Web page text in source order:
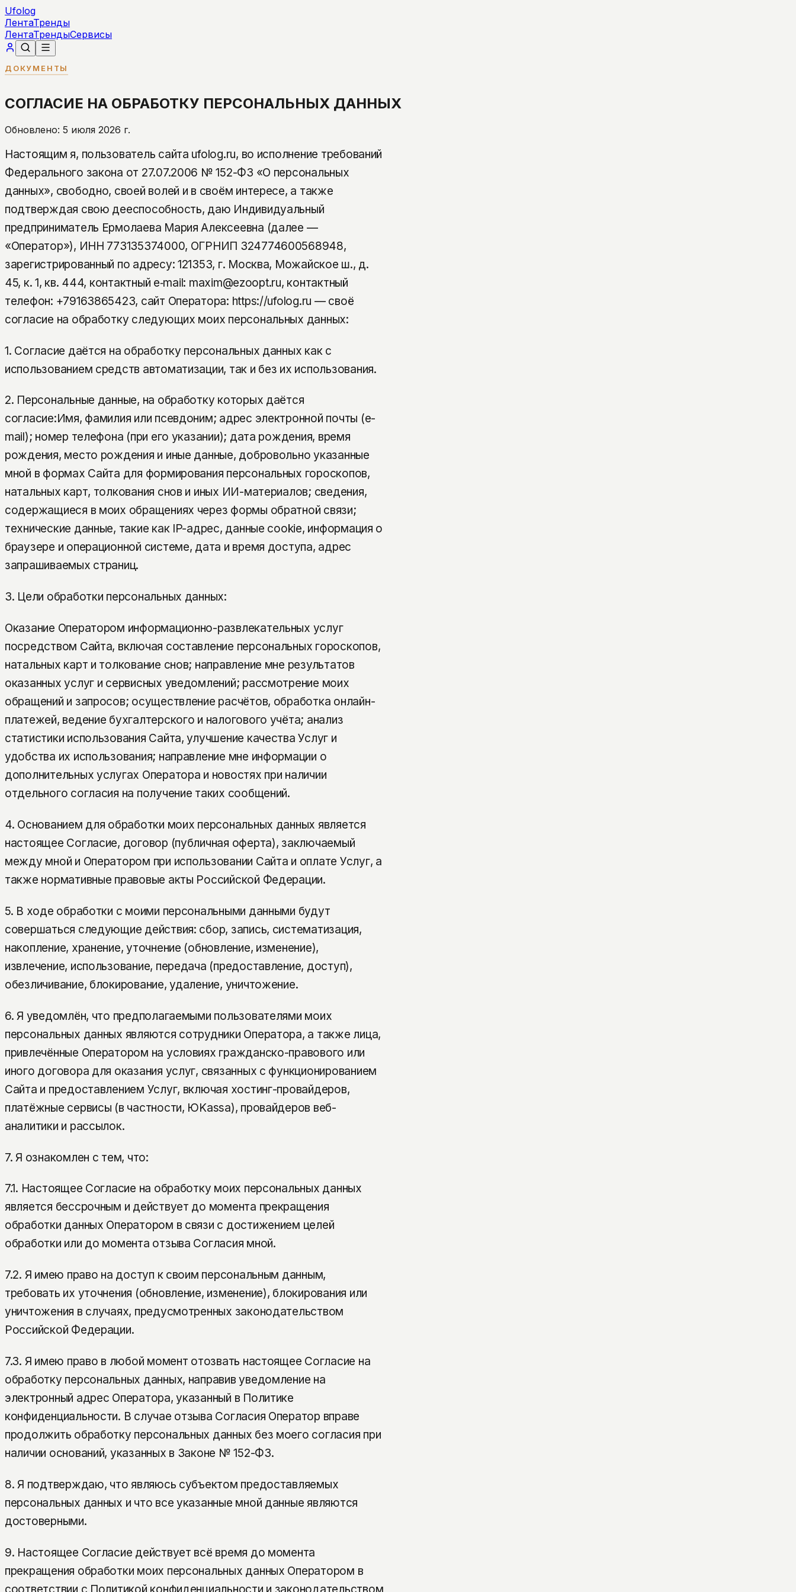
Ufolog
ЛентаТренды
ЛентаТрендыСервисы
ДОКУМЕНТЫ
СОГЛАСИЕ НА ОБРАБОТКУ ПЕРСОНАЛЬНЫХ ДАННЫХ
Обновлено: 5 июля 2026 г.
Настоящим я, пользователь сайта ufolog.ru, во исполнение требований
Федерального закона от 27.07.2006 № 152-ФЗ «О персональных
данных», свободно, своей волей и в своём интересе, а также
подтверждая свою дееспособность, даю Индивидуальный
предприниматель Ермолаева Мария Алексеевна (далее —
«Оператор»), ИНН 773135374000, ОГРНИП 324774600568948,
зарегистрированный по адресу: 121353, г. Москва, Можайское ш., д.
45, к. 1, кв. 444, контактный e‑mail: maxim@ezoopt.ru, контактный
телефон: +79163865423, сайт Оператора: https://ufolog.ru — своё
согласие на обработку следующих моих персональных данных:
1. Согласие даётся на обработку персональных данных как с
использованием средств автоматизации, так и без их использования.
2. Персональные данные, на обработку которых даётся
согласие:Имя, фамилия или псевдоним; адрес электронной почты (e-
mail); номер телефона (при его указании); дата рождения, время
рождения, место рождения и иные данные, добровольно указанные
мной в формах Сайта для формирования персональных гороскопов,
натальных карт, толкования снов и иных ИИ-материалов; сведения,
содержащиеся в моих обращениях через формы обратной связи;
технические данные, такие как IP-адрес, данные cookie, информация о
браузере и операционной системе, дата и время доступа, адрес
запрашиваемых страниц.
3. Цели обработки персональных данных:
Оказание Оператором информационно-развлекательных услуг
посредством Сайта, включая составление персональных гороскопов,
натальных карт и толкование снов; направление мне результатов
оказанных услуг и сервисных уведомлений; рассмотрение моих
обращений и запросов; осуществление расчётов, обработка онлайн-
платежей, ведение бухгалтерского и налогового учёта; анализ
статистики использования Сайта, улучшение качества Услуг и
удобства их использования; направление мне информации о
дополнительных услугах Оператора и новостях при наличии
отдельного согласия на получение таких сообщений.
4. Основанием для обработки моих персональных данных является
настоящее Согласие, договор (публичная оферта), заключаемый
между мной и Оператором при использовании Сайта и оплате Услуг, а
также нормативные правовые акты Российской Федерации.
5. В ходе обработки с моими персональными данными будут
совершаться следующие действия: сбор, запись, систематизация,
накопление, хранение, уточнение (обновление, изменение),
извлечение, использование, передача (предоставление, доступ),
обезличивание, блокирование, удаление, уничтожение.
6. Я уведомлён, что предполагаемыми пользователями моих
персональных данных являются сотрудники Оператора, а также лица,
привлечённые Оператором на условиях гражданско-правового или
иного договора для оказания услуг, связанных с функционированием
Сайта и предоставлением Услуг, включая хостинг-провайдеров,
платёжные сервисы (в частности, ЮKassa), провайдеров веб-
аналитики и рассылок.
7. Я ознакомлен с тем, что:
7.1. Настоящее Согласие на обработку моих персональных данных
является бессрочным и действует до момента прекращения
обработки данных Оператором в связи с достижением целей
обработки или до момента отзыва Согласия мной.
7.2. Я имею право на доступ к своим персональным данным,
требовать их уточнения (обновление, изменение), блокирования или
уничтожения в случаях, предусмотренных законодательством
Российской Федерации.
7.3. Я имею право в любой момент отозвать настоящее Согласие на
обработку персональных данных, направив уведомление на
электронный адрес Оператора, указанный в Политике
конфиденциальности. В случае отзыва Согласия Оператор вправе
продолжить обработку персональных данных без моего согласия при
наличии оснований, указанных в Законе № 152-ФЗ.
8. Я подтверждаю, что являюсь субъектом предоставляемых
персональных данных и что все указанные мной данные являются
достоверными.
9. Настоящее Согласие действует всё время до момента
прекращения обработки моих персональных данных Оператором в
соответствии с Политикой конфиденциальности и законодательством